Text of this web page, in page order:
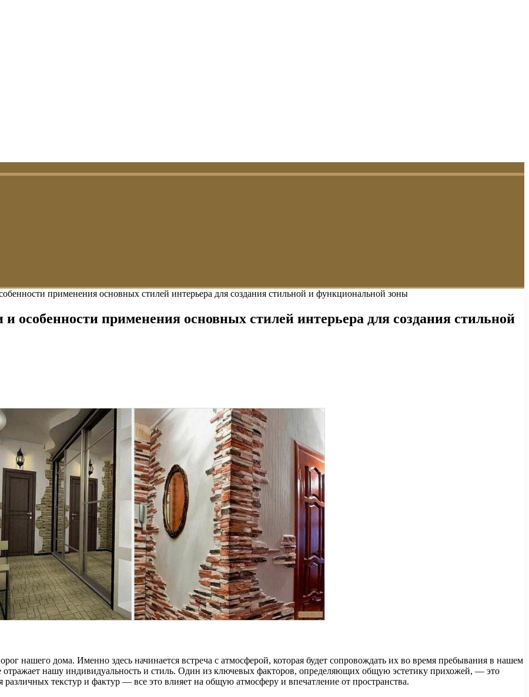
применения основных стилей интерьера для создания стильной и функциональной зоны
применения основных стилей интерьера для создания стильной
нашего дома. Именно здесь начинается встреча с атмосферой, которая будет сопровождать их во время пребывания в нашем
отражает нашу индивидуальность и стиль. Один из ключевых факторов, определяющих общую эстетику прихожей, — это
текстур и фактур — все это влияет на общую атмосферу и впечатление от пространства.